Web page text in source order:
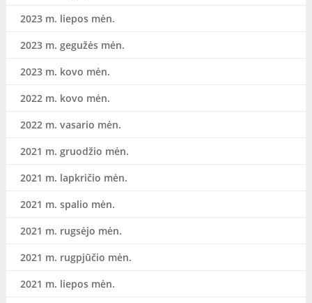
2023 m. liepos mėn.
2023 m. gegužės mėn.
2023 m. kovo mėn.
2022 m. kovo mėn.
2022 m. vasario mėn.
2021 m. gruodžio mėn.
2021 m. lapkričio mėn.
2021 m. spalio mėn.
2021 m. rugsėjo mėn.
2021 m. rugpjūčio mėn.
2021 m. liepos mėn.